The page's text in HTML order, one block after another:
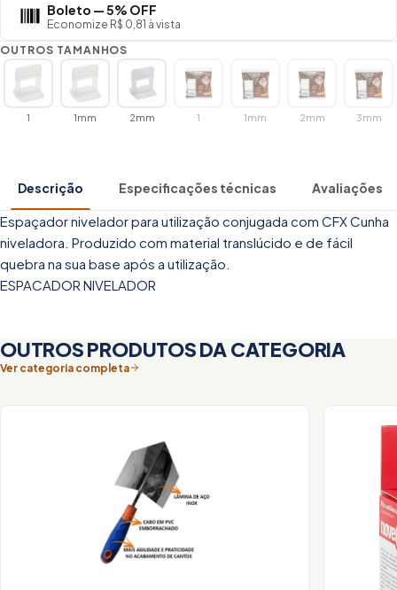
Boleto — 5% OFF
Economize R$ 0,81 à vista
OUTROS TAMANHOS
1 1mm 2mm 1 1mm 2mm 3mm
Descrição Especificações técnicas Avaliações
Espaçador nivelador para utilização conjugada com CFX Cunha
niveladora. Produzido com material translúcido e de fácil
quebra na sua base após a utilização.
ESPACADOR NIVELADOR
OUTROS PRODUTOS DA CATEGORIA
Ver categoria completa